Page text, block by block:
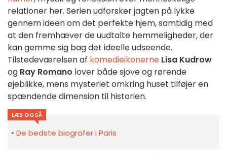
relationer her. Serien udforsker jagten på lykke
gennem ideen om det perfekte hjem, samtidig med
at den fremhæver de uudtalte hemmeligheder, der
kan gemme sig bag det ideelle udseende.
Tilstedeværelsen af komedieikonerne Lisa Kudrow
og Ray Romano lover både sjove og rørende
øjeblikke, mens mysteriet omkring huset tilføjer en
spændende dimension til historien.
LÆS OGSÅ
De bedste biografer i Paris